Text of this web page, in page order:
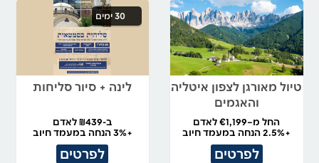
טיול מאורגן לצפון איטליה
והאגמים
החל מ–€1,199 לאדם
+2.5% הנחה במעמד חיוב
לפרטים
לינה + סיור סליחות
ב-₪439 לאדם
+3% הנחה במעמד חיוב
לפרטים